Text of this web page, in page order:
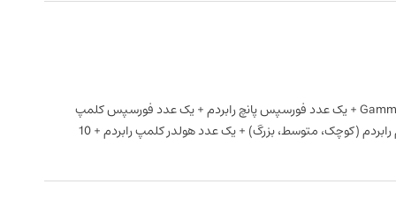
یک عدد سینی Gammafix + یک عدد فورسپس پانچ رابردم + یک عدد فورسپس کلمپ
ایوری + 3 عدد فریم رابردم (کوچک، متوسط، بزرگ) + یک عدد هولدر کلمپ رابردم + 10